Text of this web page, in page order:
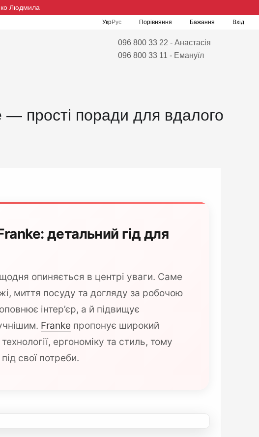
Людмила
УкрРус Порівняння Бажання Вхід
096 800 33 22 - Анастасія
096 800 33 11 - Емануїл
прості поради для вдалого
детальний гід для
опиняється в центрі уваги. Саме
миття посуду та догляду за робочою
інтер’єр, а й підвищує
Franke пропонує широкий
ергономіку та стиль, тому
свої потреби.